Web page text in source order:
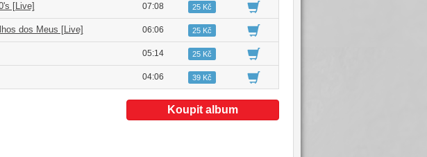
[Live] 07:08 25 Kč
dos Meus [Live] 06:06 25 Kč
05:14 25 Kč
04:06 39 Kč
Koupit album